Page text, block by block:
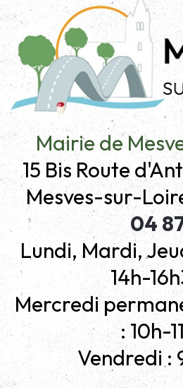
Mairie de
15 Bis Route
Mesves-sur-
04
Lundi, Mardi,
14h-
Mercredi
: 10h-
Vendredi :